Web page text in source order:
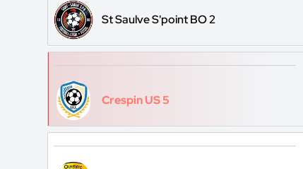
St Saulve S'point BO 2
Crespin US 5